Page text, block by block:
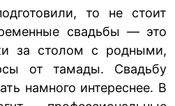
то не стоит
свадьбы — это
за столом с родными,
от тамады. Свадьбу
намного интереснее. В